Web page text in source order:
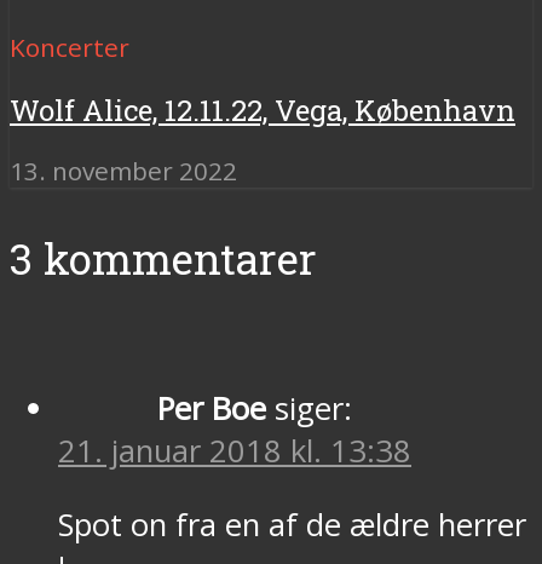
Koncerter
Wolf Alice, 12.11.22, Vega, København
13. november 2022
3 kommentarer
Per Boe siger:
21. januar 2018 kl. 13:38
Spot on fra en af de ældre herrer